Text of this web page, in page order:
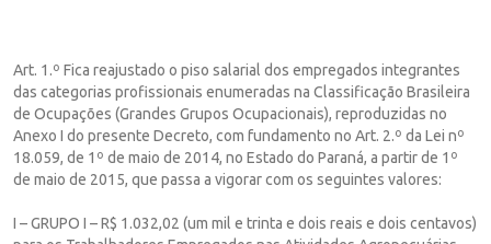
Art. 1.º Fica reajustado o piso salarial dos empregados integrantes
das categorias profissionais enumeradas na Classificação Brasileira
de Ocupações (Grandes Grupos Ocupacionais), reproduzidas no
Anexo I do presente Decreto, com fundamento no Art. 2.º da Lei nº
18.059, de 1º de maio de 2014, no Estado do Paraná, a partir de 1º
de maio de 2015, que passa a vigorar com os seguintes valores:
I – GRUPO I – R$ 1.032,02 (um mil e trinta e dois reais e dois centavos)